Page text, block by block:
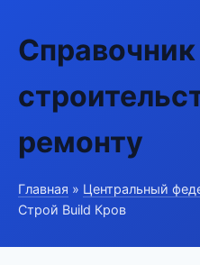
Справочник
ремонту
Главная » Центральный
Строй Build Кров